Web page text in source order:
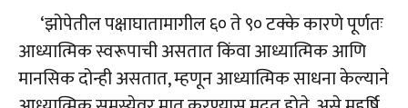
‘झोपेतील पक्षाघातामागील ६० ते ९० टक्के कारणे पूर्णतः
आध्यात्मिक स्वरूपाची असतात किंवा आध्यात्मिक आणि
मानसिक दोन्ही असतात, म्हणून आध्यात्मिक साधना केल्याने